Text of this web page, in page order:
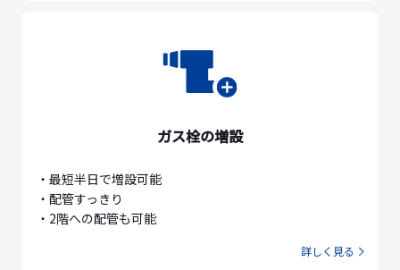
ガス栓の増設
・最短半日で増設可能
・配管すっきり
・2階への配管も可能
詳しく見る